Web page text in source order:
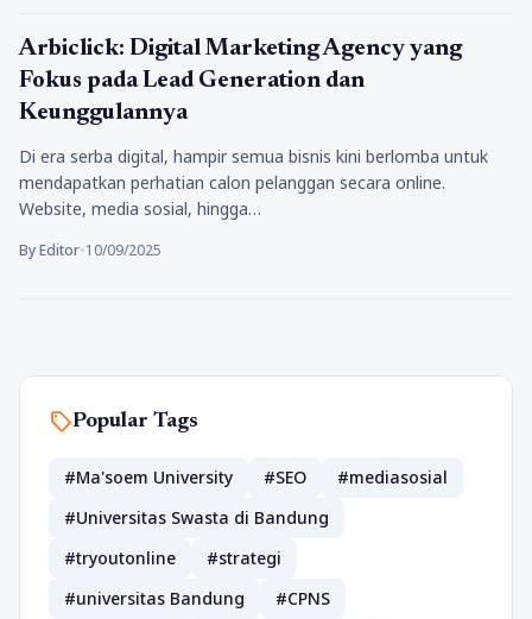
Tekno
Arbiclick: Digital Marketing Agency yang
Fokus pada Lead Generation dan
Keunggulannya
Di era serba digital, hampir semua bisnis kini berlomba untuk
mendapatkan perhatian calon pelanggan secara online.
Website, media sosial, hingga…
By Editor•10/09/2025
sellPopular Tags
#Ma'soem University #SEO
#mediasosial
#Universitas Swasta di Bandung
#tryoutonline
#strategi
#universitas Bandung
#CPNS